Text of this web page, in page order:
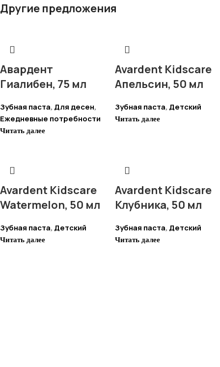
Другие предложения
Авардент
Гиалибен, 75 мл
Зубная паста, Для десен,
Ежедневные потребности
Читать далее
Avardent Kidscare
Апельсин, 50 мл
Зубная паста, Детский
Читать далее
Avardent Kidscare
Watermelon, 50 мл
Зубная паста, Детский
Читать далее
Avardent Kidscare
Клубника, 50 мл
Зубная паста, Детский
Читать далее